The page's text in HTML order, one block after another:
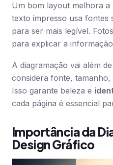
Um bom layout melhora a
texto impresso usa fontes
para ser mais legível.
para explicar a
A diagramação vai além
considera fonte,
Isso garante beleza e
cada página é essencial
Importância da
Design Gráfico